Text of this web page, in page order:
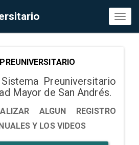
Preuniversitario
Mayor de San Andrés.
ALGUN REGISTRO
Y LOS VIDEOS